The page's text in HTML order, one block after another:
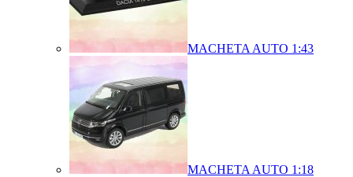
MACHETA AUTO 1:43
MACHETA AUTO 1:18